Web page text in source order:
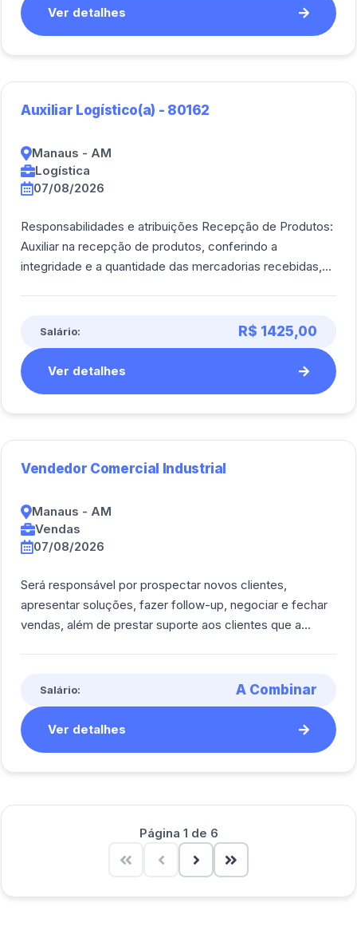
Ver detalhes
Auxiliar Logístico(a) - 80162
Manaus - AM
Logística
07/08/2026
Responsabilidades e atribuições Recepção de Produtos:
Auxiliar na recepção de produtos, conferindo a
integridade e a quantidade das mercadorias recebidas,
Salário: R$ 1425,00
Ver detalhes
Vendedor Comercial Industrial
Manaus - AM
Vendas
07/08/2026
Será responsável por prospectar novos clientes,
apresentar soluções, fazer follow-up, negociar e fechar
vendas, além de prestar suporte aos clientes que a
Salário: A Combinar
Ver detalhes
Página 1 de 6